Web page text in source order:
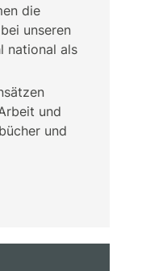
die
unseren
national als
und
und